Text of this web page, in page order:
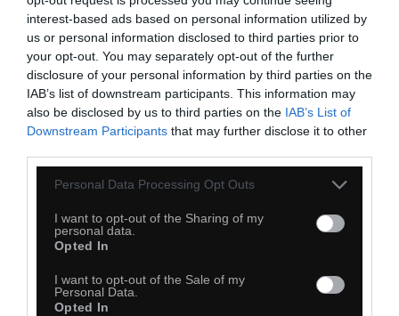
interest-based ads based on personal information utilized by
us or personal information disclosed to third parties prior to
your opt-out. You may separately opt-out of the further
disclosure of your personal information by third parties on the
IAB’s list of downstream participants. This information may
also be disclosed by us to third parties on the IAB’s List of
Downstream Participants that may further disclose it to other
Personal Data Processing Opt Outs
I want to opt-out of the Sharing of my
personal data.
Opted In
I want to opt-out of the Sale of my
Personal Data.
Opted In